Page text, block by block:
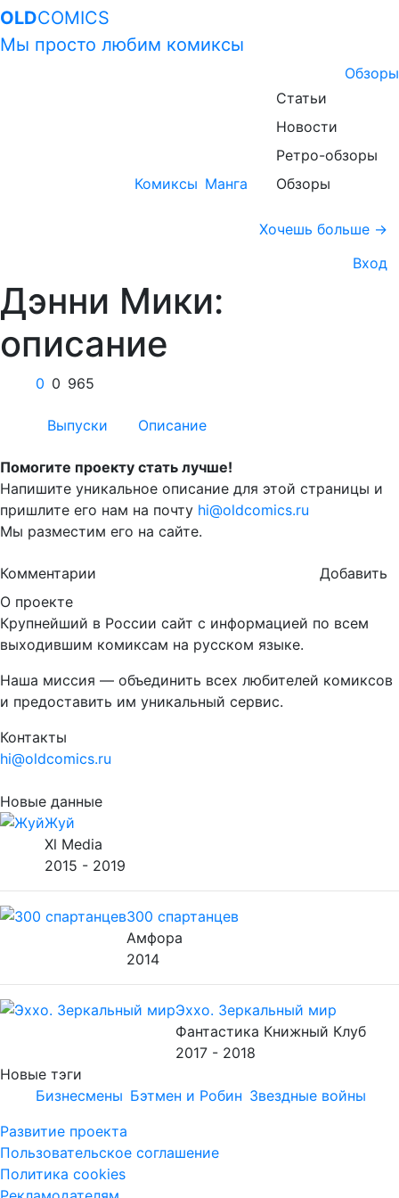
OLDCOMICS
Мы просто любим комиксы
Комиксы Манга
Обзоры
Статьи
Новости
Ретро-обзоры
Обзоры
Хочешь больше →
Вход
Дэнни Мики:
описание
0 0 965
Выпуски Описание
Помогите проекту стать лучше!
Напишите уникальное описание для этой страницы и
пришлите его нам на почту hi@oldcomics.ru
Мы разместим его на сайте.
Комментарии
Добавить
О проекте
Крупнейший в России сайт с информацией по всем
выходившим комиксам на русском языке.
Наша миссия — объединить всех любителей комиксов
и предоставить им уникальный сервис.
Контакты
hi@oldcomics.ru
Новые данные
Жуй
Xl Media
2015 - 2019
300 спартанцев
Амфора
2014
Эххо. Зеркальный мир
Фантастика Книжный Клуб
2017 - 2018
Новые тэги
Бизнесмены Бэтмен и Робин Звездные войны
Развитие проекта
Пользовательское соглашение
Политика cookies